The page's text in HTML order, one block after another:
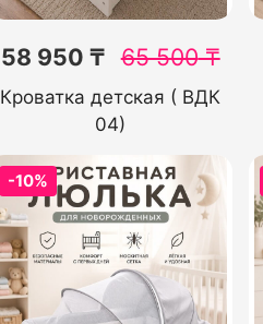
58 950 ₸ 65 500₸
Кроватка детская ( ВДК
04)
-10%